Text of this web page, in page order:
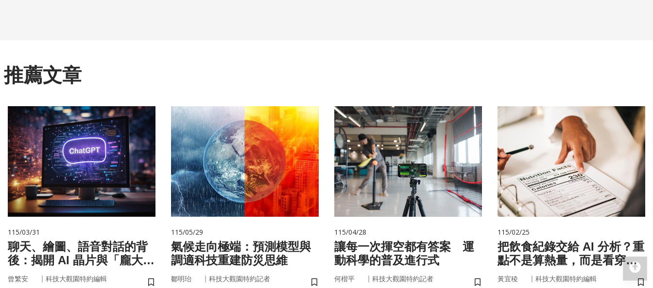
推薦文章
115/03/31
聊天、繪圖、語音對話的背
後：揭開 AI 晶片與「龐大算
力」的真面目
曾繁安 ｜ 科技大觀園特約編輯
115/05/29
氣候走向極端：預測模型與
調適科技重建防災思維
鄒明珆 ｜ 科技大觀園特約記者
115/04/28
讓每一次揮空都有答案 運
動科學的普及進行式
何楷平 ｜ 科技大觀園特約記者
115/02/25
把飲食紀錄交給 AI 分析？重
點不是算熱量，而是看穿你
的「飲食習慣」
黃宜稜 ｜ 科技大觀園特約編輯